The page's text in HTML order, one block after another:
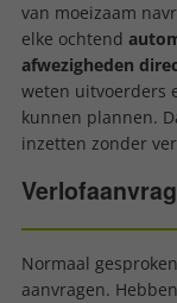
van moeizaam
elke ochtend
afwezigheden
weten uitvoerders
kunnen plannen.
inzetten zonder
Normaal
aanvragen.